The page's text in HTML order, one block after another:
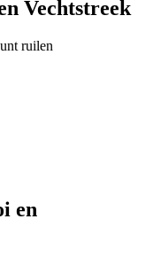
Vechtstreek
ruilen
en